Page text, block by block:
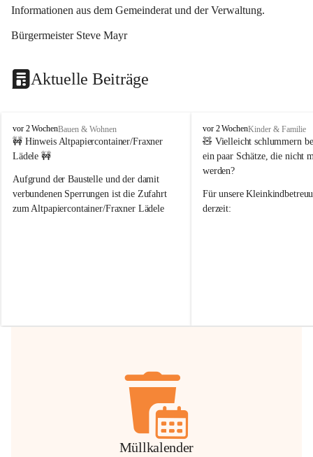
Informationen aus dem Gemeinderat und der Verwaltung.
Bürgermeister Steve Mayr
Aktuelle Beiträge
F
r
a
e
r
n
vor 2 WochenBauen & Wohnen
🚧 Hinweis Altpapiercontainer/Fraxner
Lädele 🚧
Aufgrund der Baustelle und der damit
verbundenen Sperrungen ist die Zufahrt
zum Altpapiercontainer/Fraxner Lädele
Hilfsbereitschaft!
F
r
a
x
r
n
vor 2 WochenKinder & Familie
🧸 Vielleicht schlummern
ein paar Schätze, die nicht
werden?
Für unsere
derzeit:
Müllkalender